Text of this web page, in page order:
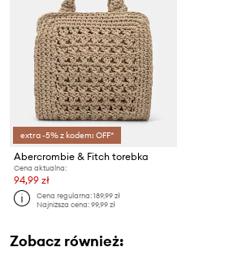
extra -5% z kodem: OFF*
Abercrombie & Fitch torebka
Cena aktualna:
94,99 zł
Cena regularna:189,99 zł
Najniższa cena:99,99 zł
Zobacz również: